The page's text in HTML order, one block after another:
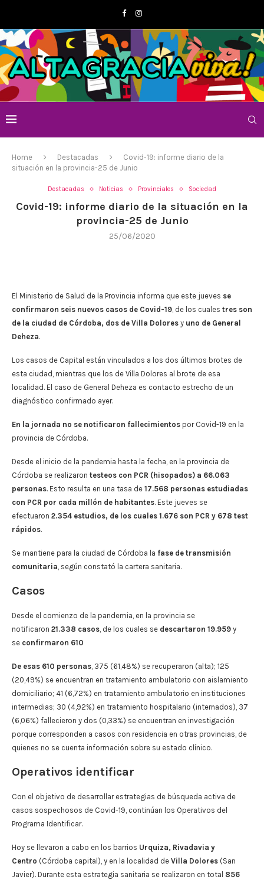
Home Destacadas
Covid-19: informe diario de la
situación en la provincia-25 de Junio
Destacadas Noticias Provinciales Sociedad
Covid-19: informe diario de la situación en la
provincia-25 de Junio
25/06/2020
El Ministerio de Salud de la Provincia informa que este jueves se
confirmaron seis nuevos casos de Covid-19, de los cuales tres son
de la ciudad de Córdoba, dos de Villa Dolores y uno de General
Deheza.
Los casos de Capital están vinculados a los dos últimos brotes de
esta ciudad, mientras que los de Villa Dolores al brote de esa
localidad. El caso de General Deheza es contacto estrecho de un
diagnóstico confirmado ayer.
En la jornada no se notificaron fallecimientos por Covid-19 en la
provincia de Córdoba.
Desde el inicio de la pandemia hasta la fecha, en la provincia de
Córdoba se realizaron testeos con PCR (hisopados) a 66.063
personas. Esto resulta en una tasa de 17.568 personas estudiadas
con PCR por cada millón de habitantes. Este jueves se
efectuaron 2.354 estudios, de los cuales 1.676 son PCR y 678 test
rápidos.
Se mantiene para la ciudad de Córdoba la fase de transmisión
comunitaria, según constató la cartera sanitaria.
Casos
Desde el comienzo de la pandemia, en la provincia se
notificaron 21.338 casos, de los cuales se descartaron 19.959 y
se confirmaron 610
De esas 610 personas, 375 (61,48%) se recuperaron (alta); 125
(20,49%) se encuentran en tratamiento ambulatorio con aislamiento
domiciliario; 41 (6,72%) en tratamiento ambulatorio en instituciones
intermedias; 30 (4,92%) en tratamiento hospitalario (internados), 37
(6,06%) fallecieron y dos (0,33%) se encuentran en investigación
porque corresponden a casos con residencia en otras provincias, de
quienes no se cuenta información sobre su estado clínico.
Operativos identificar
Con el objetivo de desarrollar estrategias de búsqueda activa de
casos sospechosos de Covid-19, continúan los Operativos del
Programa Identificar.
Hoy se llevaron a cabo en los barrios Urquiza, Rivadavia y
Centro (Córdoba capital), y en la localidad de Villa Dolores (San
Javier). Durante esta estrategia sanitaria se realizaron en total 856